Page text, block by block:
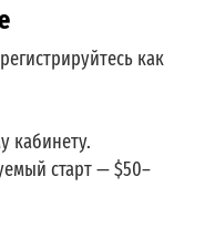
как
кабинету.
старт — $50–